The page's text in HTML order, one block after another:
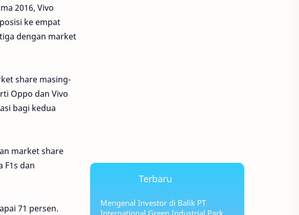
2016, Vivo
ke empat
dengan market
share masing-
Oppo dan Vivo
bagi kedua
market share
F1s dan
71 persen.
Terbaru
Mengenal Investor di Balik PT
International Green Industrial Park